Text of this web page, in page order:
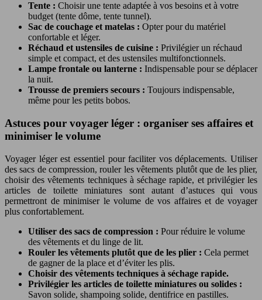
Tente : Choisir une tente adaptée à vos besoins et à votre
budget (tente dôme, tente tunnel).
Sac de couchage et matelas : Opter pour du matériel
confortable et léger.
Réchaud et ustensiles de cuisine : Privilégier un réchaud
simple et compact, et des ustensiles multifonctionnels.
Lampe frontale ou lanterne : Indispensable pour se déplacer
la nuit.
Trousse de premiers secours : Toujours indispensable,
même pour les petits bobos.
Astuces pour voyager léger : organiser ses affaires et
minimiser le volume
Voyager léger est essentiel pour faciliter vos déplacements. Utiliser
des sacs de compression, rouler les vêtements plutôt que de les plier,
choisir des vêtements techniques à séchage rapide, et privilégier les
articles de toilette miniatures sont autant d’astuces qui vous
permettront de minimiser le volume de vos affaires et de voyager
plus confortablement.
Utiliser des sacs de compression : Pour réduire le volume
des vêtements et du linge de lit.
Rouler les vêtements plutôt que de les plier : Cela permet
de gagner de la place et d’éviter les plis.
Choisir des vêtements techniques à séchage rapide.
Privilégier les articles de toilette miniatures ou solides :
Savon solide, shampoing solide, dentifrice en pastilles.